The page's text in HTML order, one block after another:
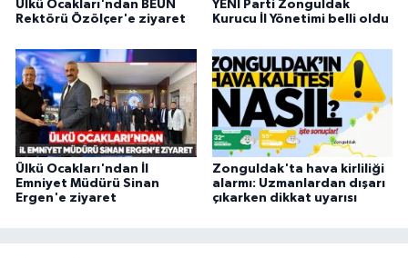
Ülkü Ocakları'ndan BEUN
Rektörü Özölçer'e ziyaret
YENİ Parti Zonguldak
Kurucu İl Yönetimi belli oldu
Ülkü Ocakları'ndan İl
Emniyet Müdürü Sinan
Ergen'e ziyaret
Zonguldak'ta hava kirliliği
alarmı: Uzmanlardan dışarı
çıkarken dikkat uyarısı